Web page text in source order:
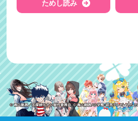
ためし読み